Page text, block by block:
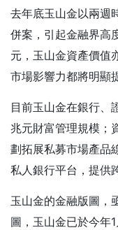
去年底玉山金以兩週
併案，引起金融界高
元，玉山金資產價值
市場影響力都將明顯
目前玉山金在銀行、
兆元財富管理規模；
劃拓展私募市場產品
私人銀行平台，提供
玉山金的金融版圖，
圖，玉山金已於今年